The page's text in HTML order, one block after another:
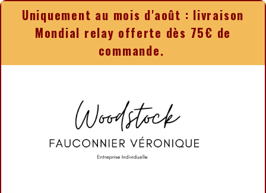
Uniquement au mois d'août : livraison
Mondial relay offerte dès 75€ de
commande.
Panneau de gestion des cookies